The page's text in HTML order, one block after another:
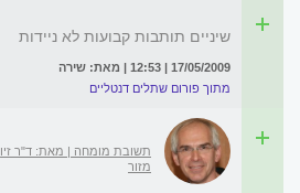
שיניים תותבות קבועות לא ניידות
17/05/2009 | 12:53 | מאת: שירה
מתוך פורום שתלים דנטליים
תשובת מומחה | מאת: ד"ר זיו
מזור